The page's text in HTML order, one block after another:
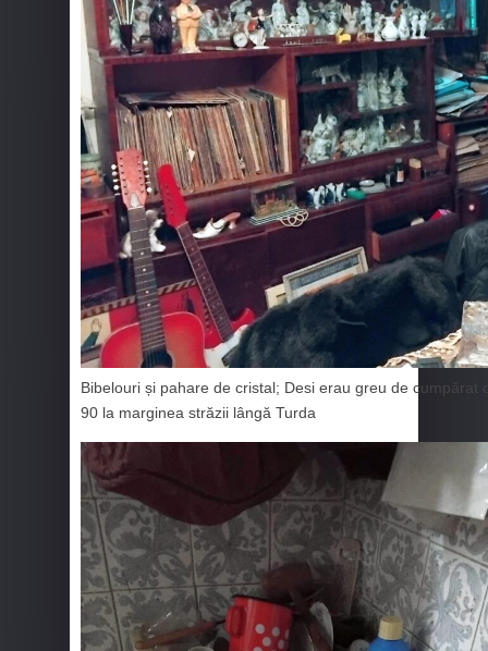
Bibelouri și pahare de cristal; Desi erau greu de
90 la marginea străzii lângă Turda